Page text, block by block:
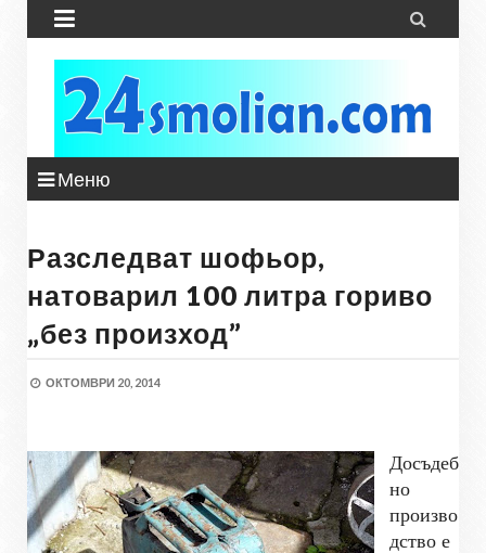
 
Меню
Разследват шофьор,
натоварил 100 литра гориво
„без произход”
ОКТОМВРИ 20, 2014
Досъдеб
но
произво
дство е